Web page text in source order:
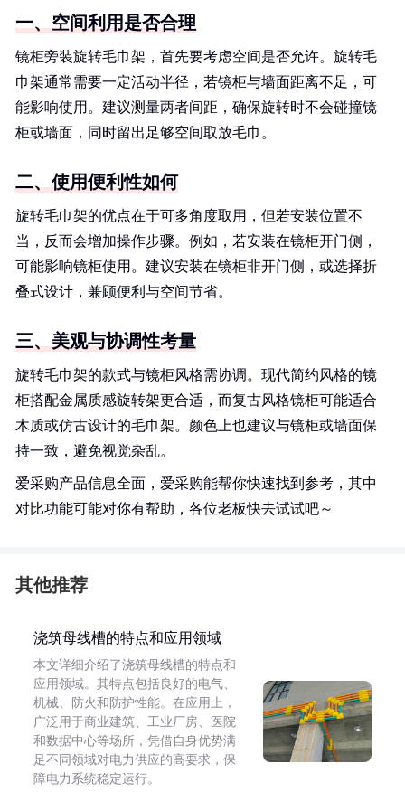
一、空间利用是否合理
镜柜旁装旋转毛巾架，首先要考虑空间是否允许。旋转毛
巾架通常需要一定活动半径，若镜柜与墙面距离不足，可
能影响使用。建议测量两者间距，确保旋转时不会碰撞镜
柜或墙面，同时留出足够空间取放毛巾。
二、使用便利性如何
旋转毛巾架的优点在于可多角度取用，但若安装位置不
当，反而会增加操作步骤。例如，若安装在镜柜开门侧，
可能影响镜柜使用。建议安装在镜柜非开门侧，或选择折
叠式设计，兼顾便利与空间节省。
三、美观与协调性考量
旋转毛巾架的款式与镜柜风格需协调。现代简约风格的镜
柜搭配金属质感旋转架更合适，而复古风格镜柜可能适合
木质或仿古设计的毛巾架。颜色上也建议与镜柜或墙面保
持一致，避免视觉杂乱。
爱采购产品信息全面，爱采购能帮你快速找到参考，其中
对比功能可能对你有帮助，各位老板快去试试吧～
其他推荐
浇筑母线槽的特点和应用领域
本文详细介绍了浇筑母线槽的特点和
应用领域。其特点包括良好的电气、
机械、防火和防护性能。在应用上，
广泛用于商业建筑、工业厂房、医院
和数据中心等场所，凭借自身优势满
足不同领域对电力供应的高要求，保
障电力系统稳定运行。